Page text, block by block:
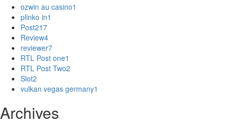
ozwin au casino1
plinko in1
Post217
Review4
reviewer7
RTL Post one1
RTL Post Two2
Slot2
vulkan vegas germany1
Archives